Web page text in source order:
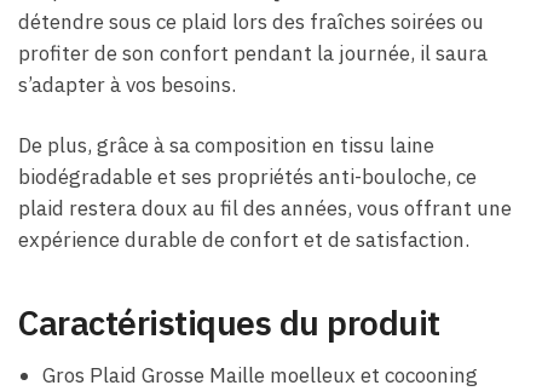
détendre sous ce plaid lors des fraîches soirées ou
profiter de son confort pendant la journée, il saura
s’adapter à vos besoins.
De plus, grâce à sa composition en tissu laine
biodégradable et ses propriétés anti-bouloche, ce
plaid restera doux au fil des années, vous offrant une
expérience durable de confort et de satisfaction.
Caractéristiques du produit
Gros Plaid Grosse Maille moelleux et cocooning